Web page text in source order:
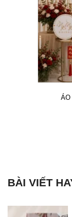
ÁO
BÀI VIẾT